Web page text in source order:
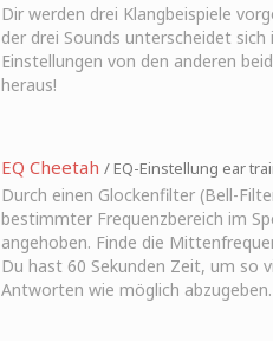
Dir werden drei Klangbeispiele
der drei Sounds unterscheidet sich
Einstellungen von den anderen
heraus!
EQ Cheetah / EQ-Einstellung ear
Durch einen Glockenfilter (Bell-
bestimmter Frequenzbereich im
angehoben. Finde die
Du hast 60 Sekunden Zeit, um so
Antworten wie möglich abzugeben.